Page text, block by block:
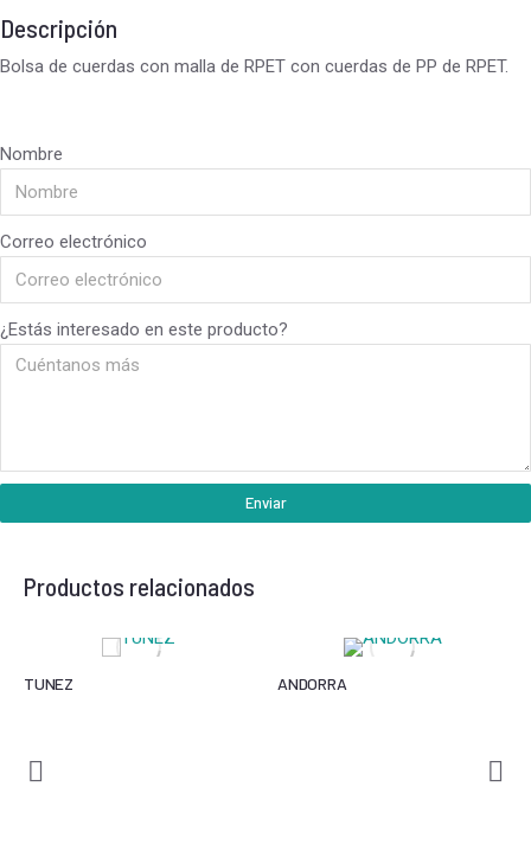
Descripción
Bolsa de cuerdas con malla de RPET con cuerdas de PP de RPET.
Nombre
Correo electrónico
¿Estás interesado en este producto?
Enviar
Productos relacionados
TUNEZ ANDORRA